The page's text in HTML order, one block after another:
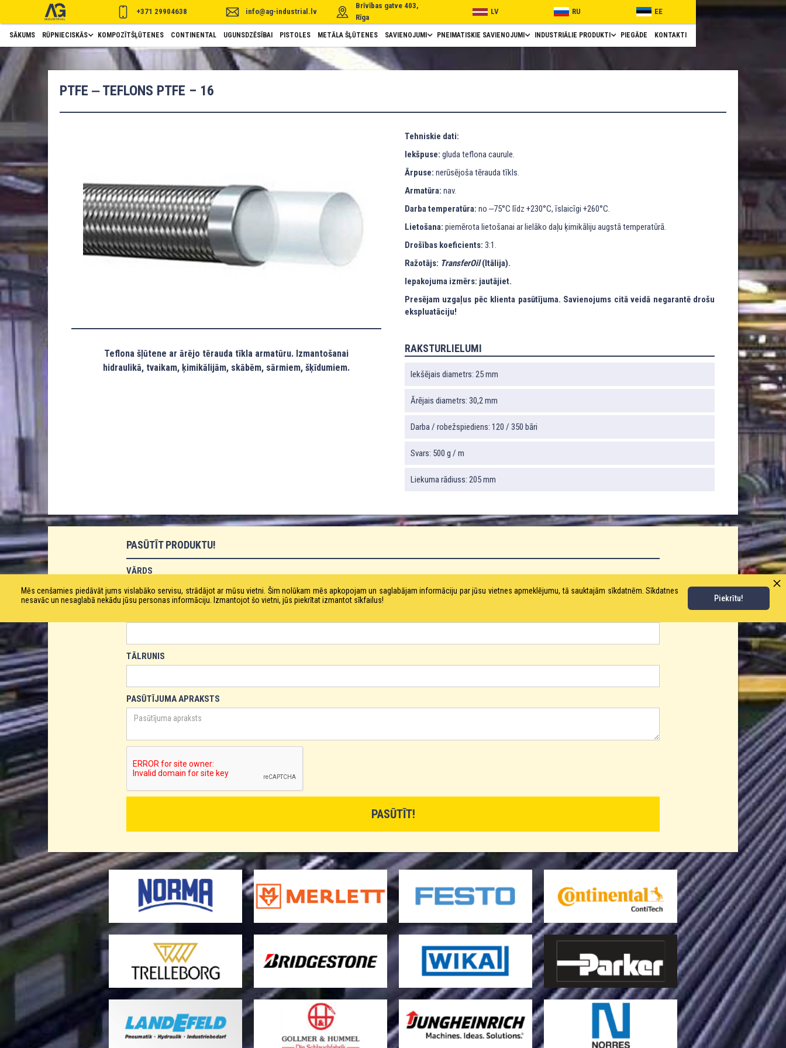
+371 29904638 info@ag-industrial.lv
Brīvības gatve 403,
Rīga
LV RU EE
SĀKUMS RŪPNIECISKĀS KOMPOZĪTŠĻŪTENES CONTINENTAL UGUNSDZĒSĪBAI PISTOLES METĀLA ŠĻŪTENES SAVIENOJUMI PNEIMATISKIE SAVIENOJUMI INDUSTRIĀLIE PRODUKTI PIEGĀDE KONTAKTI
PTFE ‒ TEFLONS PTFE – 16
Teflona šļūtene ar ārējo tērauda tīkla armatūru. Izmantošanai
hidraulikā, tvaikam, ķimikālijām, skābēm, sārmiem, šķīdumiem.
Tehniskie dati:
Iekšpuse: gluda teflona caurule.
Ārpuse: nerūsējoša tērauda tīkls.
Armatūra: nav.
Darba temperatūra: no ‒75°C līdz +230°C, īslaicīgi +260°C.
Lietošana: piemērota lietošanai ar lielāko daļu ķimikāliju augstā temperatūrā.
Drošības koeficients: 3:1.
Ražotājs: TransferOil(Itālija).
Iepakojuma izmērs: jautājiet.
Presējam uzgaļus pēc klienta pasūtījuma. Savienojums citā veidā negarantē drošu
ekspluatāciju!
RAKSTURLIELUMI
Iekšējais diametrs: 25 mm
Ārējais diametrs: 30,2 mm
Darba / robežspiediens: 120 / 350 bāri
Svars: 500 g / m
Liekuma rādiuss: 205 mm
PASŪTĪT PRODUKTU!
VĀRDS
TĀLRUNIS
PASŪTĪJUMA APRAKSTS
Mēs cenšamies piedāvāt jums vislabāko servisu, strādājot ar mūsu vietni. Šim nolūkam mēs apkopojam un saglabājam informāciju par jūsu vietnes apmeklējumu, tā sauktajām sīkdatnēm. Sīkdatnes
nesavāc un nesaglabā nekādu jūsu personas informāciju. Izmantojot šo vietni, jūs piekrītat izmantot sīkfailus!
Piekrītu!